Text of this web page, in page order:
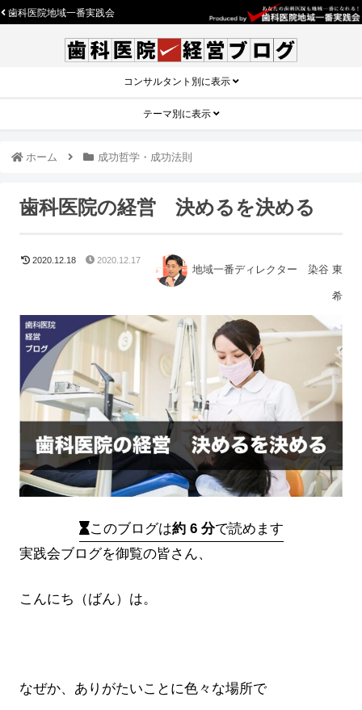
歯科医院地域一番実践会
コンサルタント別に表示
テーマ別に表示
ホーム 成功哲学・成功法則
歯科医院の経営 決めるを決める
2020.12.18 2020.12.17
地域一番ディレクター 染谷 東
希
このブログは約 6 分で読めます
実践会ブログを御覧の皆さん、
こんにち（ばん）は。
なぜか、ありがたいことに色々な場所で